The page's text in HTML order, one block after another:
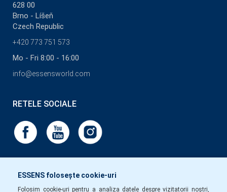
ESSENS folosește cookie-uri
Folosim cookie-uri pentru a analiza datele despre vizitatorii noștri,
628 00
Brno - Líšeň
Czech Republic
+420 773 751 573
Mo - Fri 8:00 - 16:00
info@essensworld.com
RETELE SOCIALE